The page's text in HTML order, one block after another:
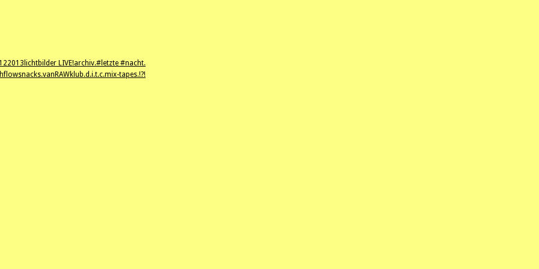
2013 lichtbilder LIVE!archiv.#letzte #nacht.
vanRAWklub.d.i.t.c.mix-tapes.!?!